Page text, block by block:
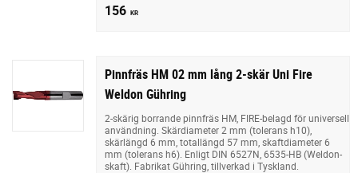
156 KR
Pinnfräs HM 02 mm lång 2-skär Uni Fire
Weldon Gühring
2-skärig borrande pinnfräs HM, FIRE-belagd för universell
användning. Skärdiameter 2 mm (tolerans h10),
skärlängd 6 mm, totallängd 57 mm, skaftdiameter 6
mm (tolerans h6). Enligt DIN 6527N, 6535-HB (Weldon-
skaft). Fabrikat Gühring, tillverkad i Tyskland.